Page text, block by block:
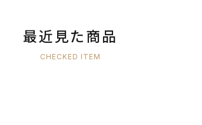
最近見た商品
CHECKED ITEM